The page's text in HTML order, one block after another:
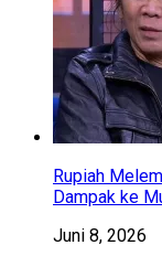
Rupiah
Dampak ke
Juni 8, 2026